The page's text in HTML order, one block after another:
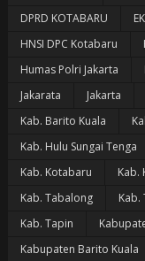
DPRD KOTABARU
HNSI DPC Kotabaru
Humas Polri Jakarta
Jakarata
Jakarta
Kab. Barito Kuala
Kab. Hulu Sungai Tenga
Kab. Kotabaru
Kab.
Kab. Tabalong
Kab.
Kab. Tapin
Kabupaten Barito Kuala